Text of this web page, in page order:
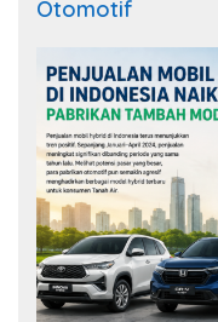
Otomotif